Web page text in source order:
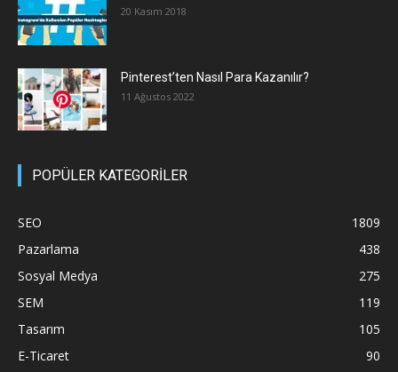
20 Kasım 2018
Pinterest’ten Nasıl Para Kazanılır?
11 Ağustos 2022
POPÜLER KATEGORİLER
SEO
1809
Pazarlama
438
Sosyal Medya
275
SEM
119
Tasarım
105
E-Ticaret
90